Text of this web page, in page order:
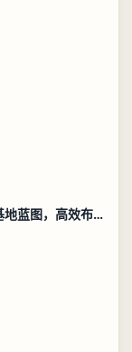
明日方舟终末地25级四号谷地基地蓝图，高效布局规划